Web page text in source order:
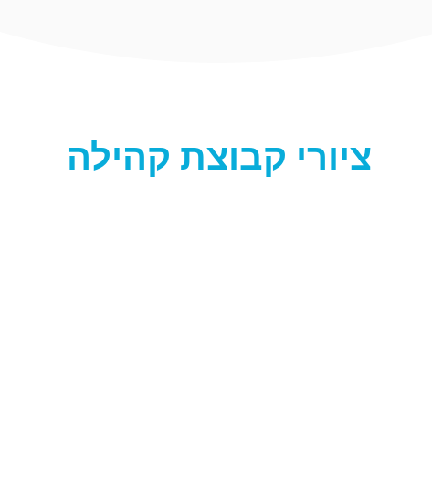
ציורי קבוצת קהילה